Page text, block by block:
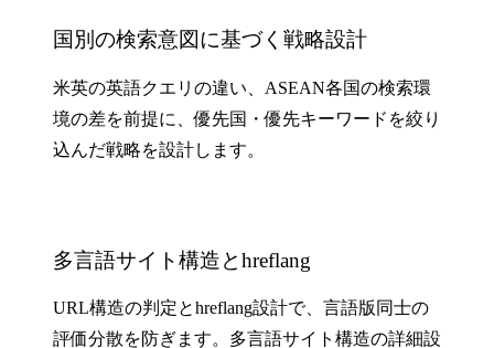
国別の検索意図に基づく戦略設計
米英の英語クエリの違い、ASEAN各国の検索環
境の差を前提に、優先国・優先キーワードを絞り
込んだ戦略を設計します。
多言語サイト構造とhreflang
URL構造の判定とhreflang設計で、言語版同士の
評価分散を防ぎます。多言語サイト構造の詳細設